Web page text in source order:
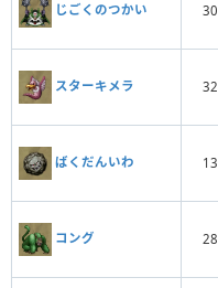
じごくのつかい 30
スターキメラ 32
ばくだんいわ 13
コング 28